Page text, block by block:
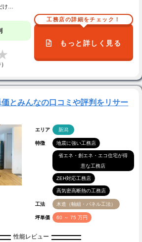
け…
工務店の詳細をチェック！
もっと詳しく見る
とみんなの口コミや評判をリサー
エリア 新潟
特徴 地震に強い工務店
省エネ・創エネ・エコ住宅が得
意な工務店
ZEH対応工務店
高気密高断熱の工務店
工法 木造（軸組・パネル工法）
坪単価 60 ～ 75 万円
性能レビュー